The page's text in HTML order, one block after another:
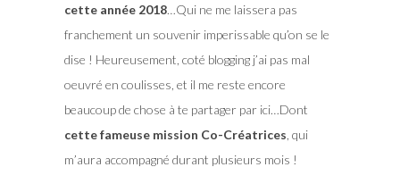
cette année 2018…Qui ne me laissera pas
franchement un souvenir imperissable qu’on se le
dise ! Heureusement, coté blogging j’ai pas mal
oeuvré en coulisses, et il me reste encore
beaucoup de chose à te partager par ici…Dont
cette fameuse mission Co-Créatrices , qui
m’aura accompagné durant plusieurs mois !